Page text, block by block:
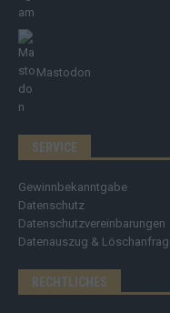
Mastodon
SERVICE
Gewinnbekanntgabe
Datenschutz
Datenschutzvereinbarungen
Datenauszug &
RECHTLICHES